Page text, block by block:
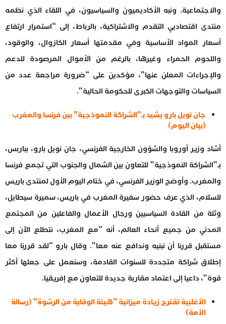
والاجتماعية. ونبه الأكاديميون والسياسيون، في اللقاء الذي نظمه
منتدى اقتصاديي التقدم والاشتراكية، بالرباط، إلى “استمرار ارتفاع
أسعار المواد الأساسية وفي مقدمتها أسعار الكازوال، والوقود،
واللحوم الحمراء وغيرها، بالرغم من الأموال المرصودة للدعم
والإجراءات المعلن عنها”، مؤكدين على “ضرورة مراجعة عدد من
السياسات والتوجهات الكبرى للحكومة الحالية”.
جان نويل بارو يشيد بـ”الشراكة النموذجية” بين فرنسا والمغرب
(بيان اليوم)
أشاد وزير أوروبا والشؤون الخارجية الفرنسي، جان نويل بارو، بباربس،
بـ”الشراكة النموذجية” للتعاون بين الشمال والجنوب التي تجمع فرنسا
والمغرب. وأوضح الوزير الفرنسي، في ختام اليوم الأول لمنتدى باريس
للسلام، الذي عرف حضور سفيرة المغرب في باريس، سميرة سيطايل،
وثلة من القادة السياسيين ورجال الأعمال والفاعلين من المجتمع
المدني من جميع أنحاء العالم، أنه “مع المغرب، نتطلع الآن إلى
مستقبل قررنا أن نبنيه وندافع عنه معا”. وقال بارو “لقد قررنا معا
إطلاق شراكة متجددة للسنوات القادمة، وسنعمل على جعلها أكثر
قوة”، داعيا إلى اعتماد مقاربة جديدة للتعاون مع إفريقيا.
الأغلبية تقترح زيادة ميزانية “هيئة الوقاية من الرشوة” (رسالة
الأمة)